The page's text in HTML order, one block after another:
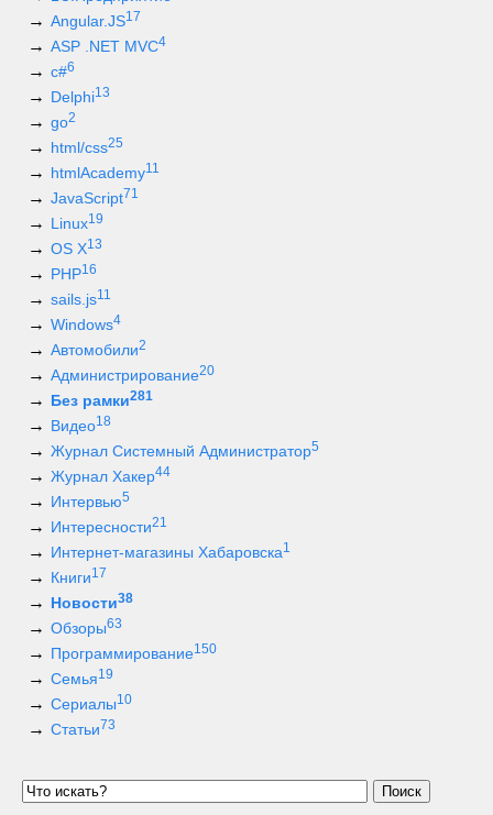
Angular.JS17
ASP .NET MVC4
c#6
Delphi13
go2
html/css25
htmlAcademy11
JavaScript71
Linux19
OS X13
PHP16
sails.js11
Windows4
Автомобили2
Администрирование20
Без рамки281
Видео18
Журнал Системный Администратор5
Журнал Хакер44
Интервью5
Интересности21
Интернет-магазины Хабаровска1
Книги17
Новости38
Обзоры63
Программирование150
Семья19
Сериалы10
Статьи 73
Поиск